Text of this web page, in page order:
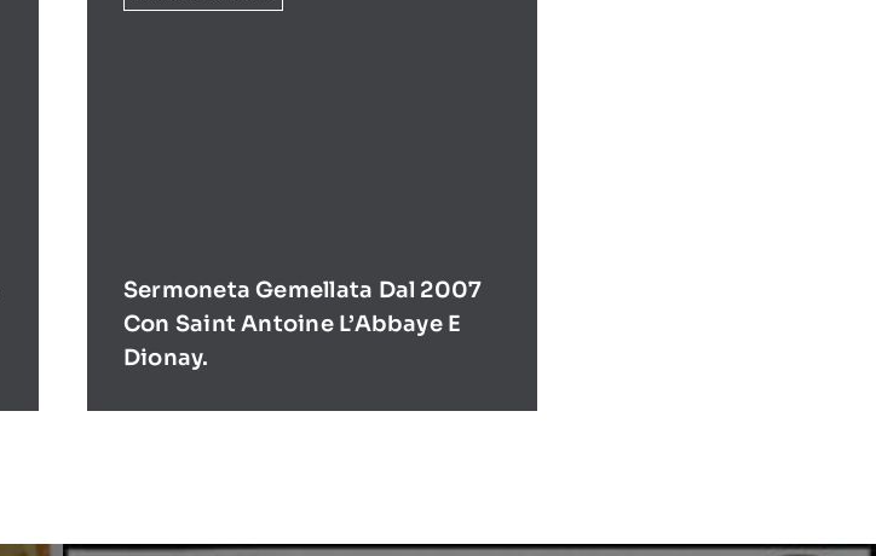
Sermoneta Gemellata Dal 2007
Con Saint Antoine L’Abbaye E
Dionay.